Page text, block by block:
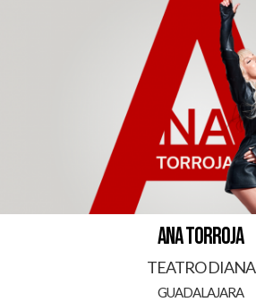
ANA TORROJA
TEATRO DIANA
GUADALAJARA